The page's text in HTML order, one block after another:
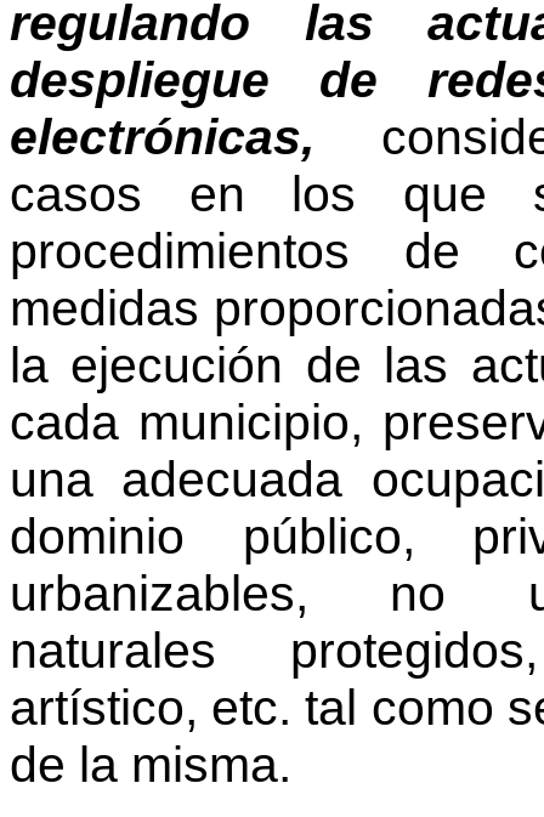
regulando las
despliegue de
electrónicas,
casos en los que
procedimientos de
medidas
la ejecución de las
cada municipio,
una adecuada
dominio público,
urbanizables, no
naturales
artístico, etc. tal como
de la misma.